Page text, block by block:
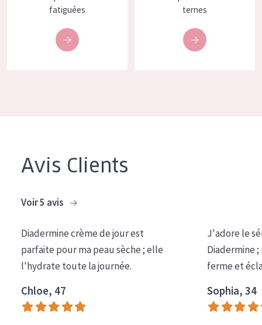
fatiguées
ternes
Avis Clients
Voir 5 avis
Diadermine crème de jour est
parfaite pour ma peau sèche ; elle
l'hydrate toute la journée.
Chloe, 47
J'adore le
Diadermine
ferme et
Sophia, 34